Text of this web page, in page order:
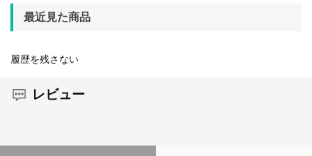
最近見た商品
履歴を残さない
レビュー